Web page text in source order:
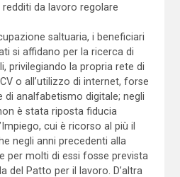
da lavoro regolare
saltuaria, i beneficiari
si affidano per la ricerca di
privilegiando la propria rete di
o all’utilizzo di internet, forse
analfabetismo digitale; negli
è stata riposta fiducia
cui è ricorso al più il
negli anni precedenti alla
per molti di essi fosse prevista
del Patto per il lavoro. D’altra